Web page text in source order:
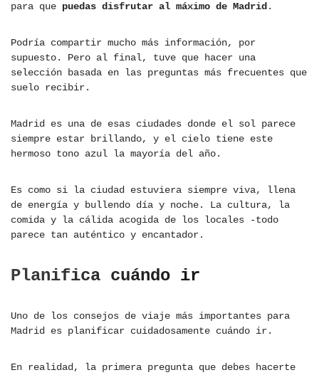
para que puedas disfrutar al máximo de Madrid.
Podría compartir mucho más información, por
supuesto. Pero al final, tuve que hacer una
selección basada en las preguntas más frecuentes que
suelo recibir.
Madrid es una de esas ciudades donde el sol parece
siempre estar brillando, y el cielo tiene este
hermoso tono azul la mayoría del año.
Es como si la ciudad estuviera siempre viva, llena
de energía y bullendo día y noche. La cultura, la
comida y la cálida acogida de los locales -todo
parece tan auténtico y encantador.
Planifica cuándo ir
Uno de los consejos de viaje más importantes para
Madrid es planificar cuidadosamente cuándo ir.
En realidad, la primera pregunta que debes hacerte